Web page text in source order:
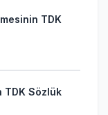
TDK
TDK Sözlük